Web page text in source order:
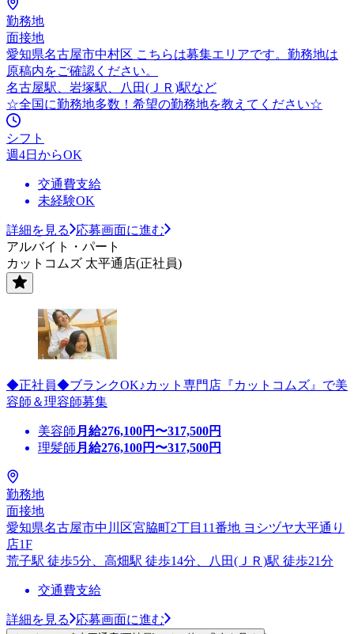
勤務地
面接地
愛知県名古屋市中村区 こちらは募集エリアです。勤務地は
原稿内をご確認ください。
名古屋駅、岩塚駅、八田(ＪＲ)駅など
☆全国に勤務地多数！希望の勤務地を教えてください☆
シフト
週4日からOK
交通費支給
未経験OK
詳細を見る
応募画面に進む
アルバイト・パート
カットコムズ 太平通店(正社員)
◆正社員◆ブランクOK♪カット専門店『カットコムズ』で美
容師＆理容師募集
美容師 月給276,100円〜317,500円
理髪師 月給276,100円〜317,500円
勤務地
面接地
愛知県名古屋市中川区宮脇町2丁目11番地 ヨシヅヤ大平通り
店1F
荒子駅 徒歩5分、高畑駅 徒歩14分、八田(ＪＲ)駅 徒歩21分
交通費支給
詳細を見る 応募画面に進む